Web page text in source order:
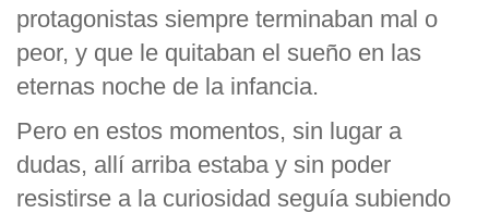
protagonistas siempre terminaban mal o
peor, y que le quitaban el sueño en las
eternas noche de la infancia.
Pero en estos momentos, sin lugar a
dudas, allí arriba estaba y sin poder
resistirse a la curiosidad seguía subiendo